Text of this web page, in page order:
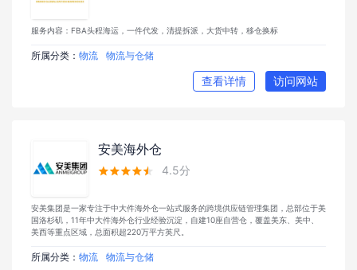
服务内容：FBA头程海运，一件代发，清提拆派，大货中转，移仓换标
所属分类： 物流 物流与仓储
查看详情 访问网站
安美海外仓
 4.5分
安美集团是一家专注于中大件海外仓一站式服务的跨境供应链管理集团，总部位于美
国洛杉矶，11年中大件海外仓行业经验沉淀，自建10座自营仓，覆盖美东、美中、
美西等重点区域，总面积超220万平方英尺。
所属分类： 物流 物流与仓储